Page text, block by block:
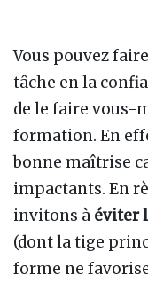
Vous pouvez
tâche en la
de le faire vous-
formation. En
bonne maîtrise
impactants. En
invitons à éviter
(dont la tige
forme ne